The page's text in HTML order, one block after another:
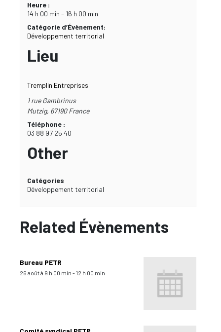
Heure :
14 h 00 min - 16 h 00 min
Catégorie d’Évènement:
Développement territorial
Lieu
Tremplin Entreprises
1 rue Gambrinus
Mutzig, 67190 France
Téléphone :
03 88 97 25 40
Other
Catégories
Développement territorial
Related Évènements
Bureau PETR
26 août à 9 h 00 min -12 h 00 min